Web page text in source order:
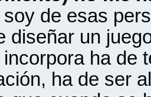
de esas
diseñar un
ha de
ha de ser